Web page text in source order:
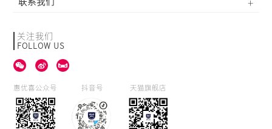
关注我们
FOLLOW US
惠优喜公众号 抖音号 天猫旗舰店